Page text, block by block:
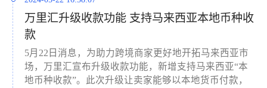
万里汇升级收款功能 支持马来西亚本地币种收
款
5月22日消息，为助力跨境商家更好地开拓马来西亚市
场，万里汇宣布升级收款功能，新增支持马来西亚“本
地币种收款”。此次升级让卖家能够以本地货币付款，